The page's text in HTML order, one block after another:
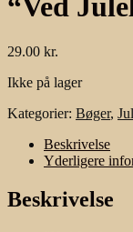
“Ved
29.00 kr.
Ikke på lager
Kategorier: Bøger, Jul
Beskrivelse
Yderligere
Beskrivelse